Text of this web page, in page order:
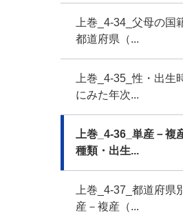
上巻_4-34_父母の国
都道府県（...
上巻_4-35_性・出生
にみた年次...
上巻_4-36_単産－複
種類・出生...
上巻_4-37_都道府県
産－複産（...